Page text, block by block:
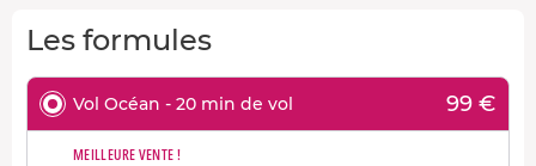
Les formules
Vol Océan - 20 min de vol 99 €
MEILLEURE VENTE !